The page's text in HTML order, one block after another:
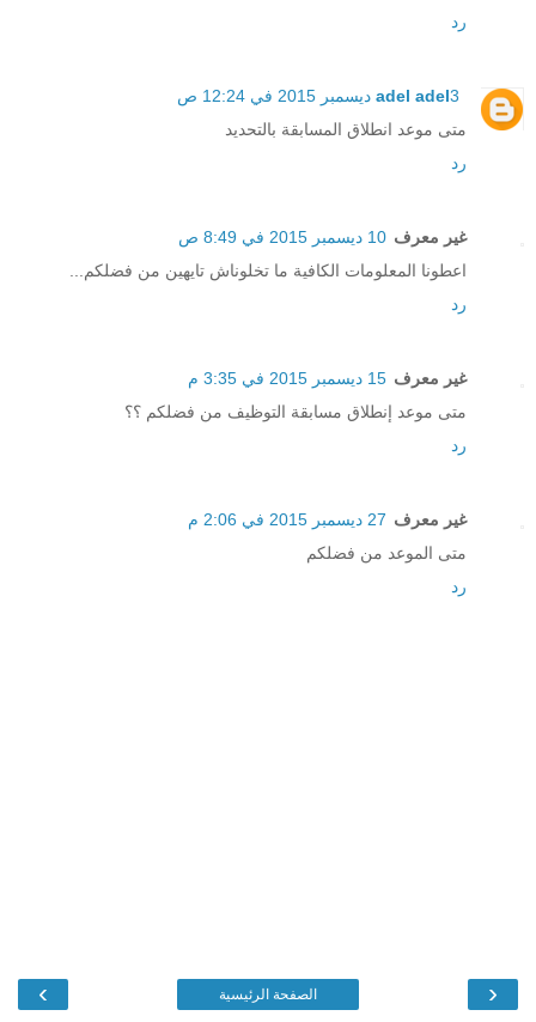
رد
adel adel3 ديسمبر 2015 في 12:24 ص
متی موعد انطلاق المسابقة بالتحديد
رد
غير معرف 10 ديسمبر 2015 في 8:49 ص
اعطونا المعلومات الكافية ما تخلوناش تايهين من فضلكم...
رد
غير معرف 15 ديسمبر 2015 في 3:35 م
متى موعد إنطلاق مسابقة التوظيف من فضلكم ؟؟
رد
غير معرف 27 ديسمبر 2015 في 2:06 م
متى الموعد من فضلكم
رد
‹
› الصفحة الرئيسية